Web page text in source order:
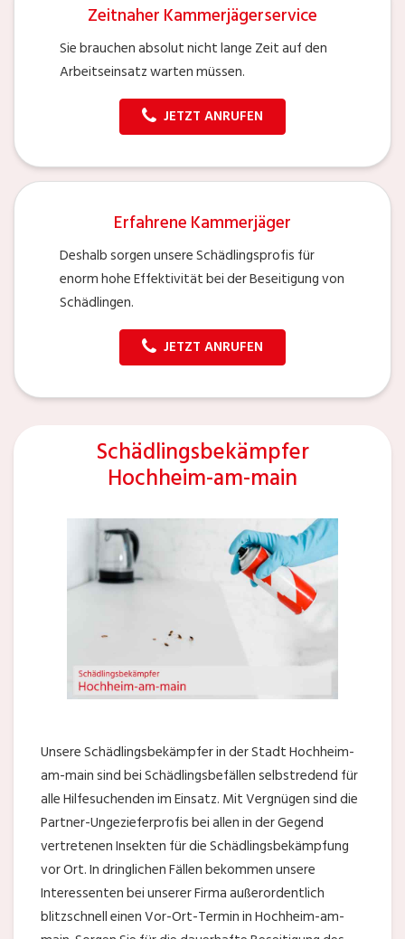
Zeitnaher Kammerjägerservice
Sie brauchen absolut nicht lange Zeit auf den
Arbeitseinsatz warten müssen.
JETZT ANRUFEN
Erfahrene Kammerjäger
Deshalb sorgen unsere Schädlingsprofis für
enorm hohe Effektivität bei der Beseitigung von
Schädlingen.
JETZT ANRUFEN
Schädlingsbekämpfer
Hochheim-am-main
Unsere Schädlingsbekämpfer in der Stadt Hochheim-
am-main sind bei Schädlingsbefällen selbstredend für
alle Hilfesuchenden im Einsatz. Mit Vergnügen sind die
Partner-Ungezieferprofis bei allen in der Gegend
vertretenen Insekten für die Schädlingsbekämpfung
vor Ort. In dringlichen Fällen bekommen unsere
Interessenten bei unserer Firma außerordentlich
blitzschnell einen Vor-Ort-Termin in Hochheim-am-